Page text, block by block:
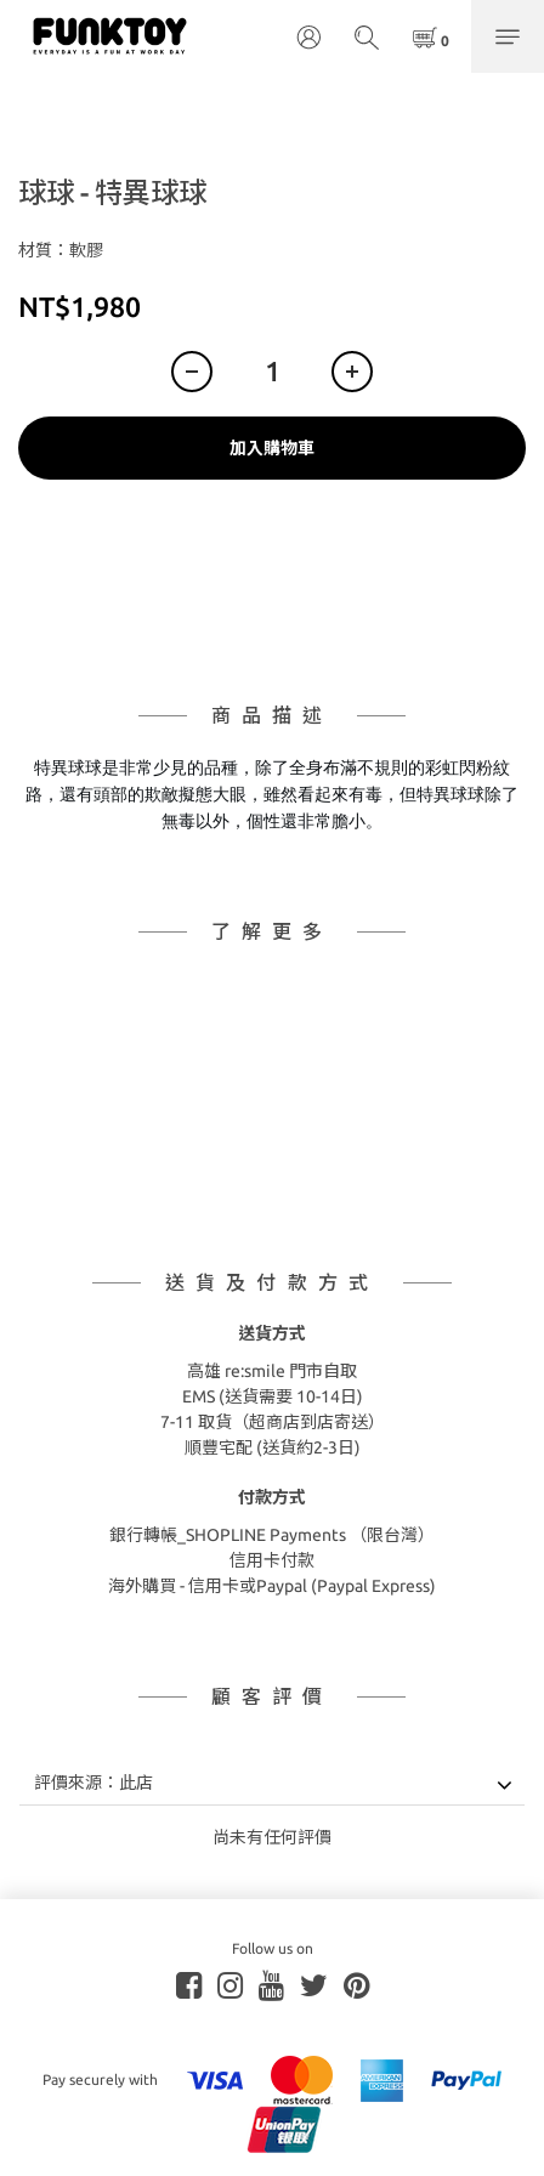
球球 - 特異球球
材質：軟膠
NT$1,980
加入購物車
商品描述
特異球球是非常少見的品種，除了全身布滿不規則的彩虹閃粉紋
路，還有頭部的欺敵擬態大眼，雖然看起來有毒，但特異球球除了
無毒以外，個性還非常膽小。
了解更多
送貨及付款方式
送貨方式
高雄 re:smile 門市自取
EMS (送貨需要 10-14日)
7-11 取貨（超商店到店寄送）
順豐宅配 (送貨約2-3日)
付款方式
銀行轉帳_SHOPLINE Payments （限台灣）
信用卡付款
海外購買 - 信用卡或Paypal (Paypal Express)
顧客評價
尚未有任何評價
Follow us on
Pay securely with